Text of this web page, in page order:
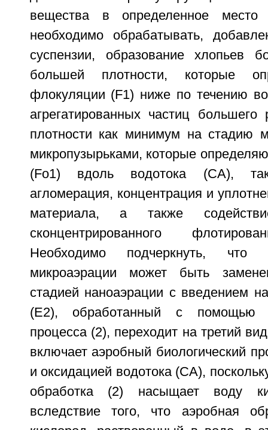
вещества в определенное место
необходимо обрабатывать,
суспензии, образование хлопьев
большей плотности, которые
флокуляции (F1) ниже по течению
агрегатированных частиц
плотности как минимум на стадию
микропузырьками, которые
(Fo1) вдоль водотока (СА),
агломерация, концентрация и
материала, а также
сконцентрированного
Необходимо подчеркнуть, что
микроаэрации может быть
стадией наноаэрации с введением
(Е2), обработанный с помощью
процесса (2), переходит на третий
включает аэробный биологический
и оксидацией водотока (СА),
обработка (2) насыщает воду
вследствие того, что аэробная